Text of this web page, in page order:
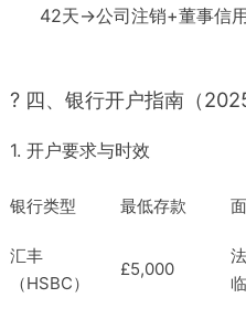
42天→公司注销+董事信用
? 四、银行开户指南（
1. 开户要求与时效
银行类型 最低存款
汇丰
（HSBC）
£5,000
临